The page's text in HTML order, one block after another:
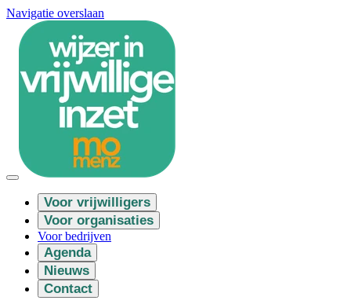
Navigatie overslaan
Voor vrijwilligers
Voor organisaties
Voor bedrijven
Agenda
Nieuws
Contact